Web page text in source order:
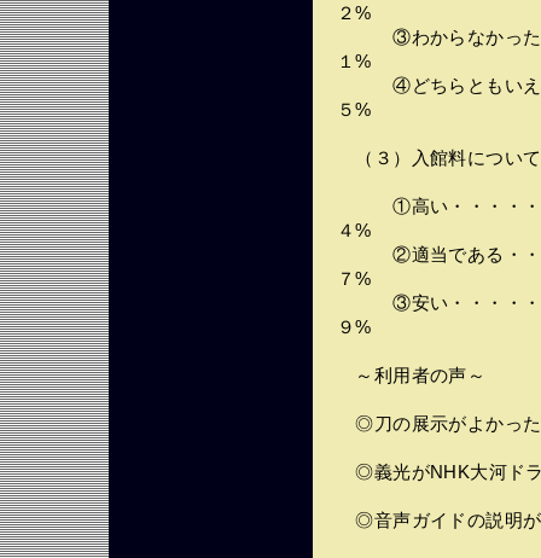
２%
③わからなかった・
１%
④どちらともいえな
５%
（３）入館料について
①高い・・・・・・
４%
②適当である・・・
７%
③安い・・・・・・
９%
～利用者の声～
◎刀の展示がよかっ
◎義光がNHK大河ドラ
◎音声ガイドの説明が